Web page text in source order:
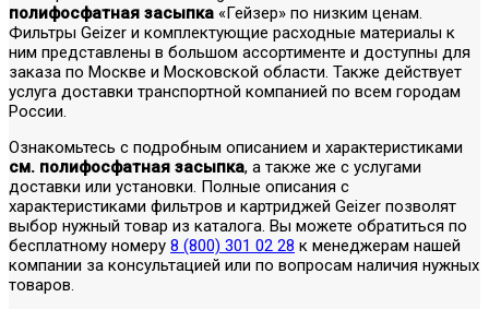
полифосфатная засыпка «Гейзер» по низким ценам.
Фильтры Geizer и комплектующие расходные материалы к
ним представлены в большом ассортименте и доступны для
заказа по Москве и Московской области. Также действует
услуга доставки транспортной компанией по всем городам
России.
Ознакомьтесь с подробным описанием и характеристиками
см. полифосфатная засыпка, а также же с услугами
доставки или установки. Полные описания с
характеристиками фильтров и картриджей Geizer позволят
выбор нужный товар из каталога. Вы можете обратиться по
бесплатному номеру 8 (800) 301 02 28 к менеджерам нашей
компании за консультацией или по вопросам наличия нужных
товаров.